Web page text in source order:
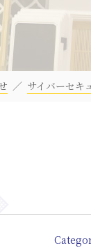
サイバーセキ